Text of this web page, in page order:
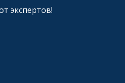
экспертов!